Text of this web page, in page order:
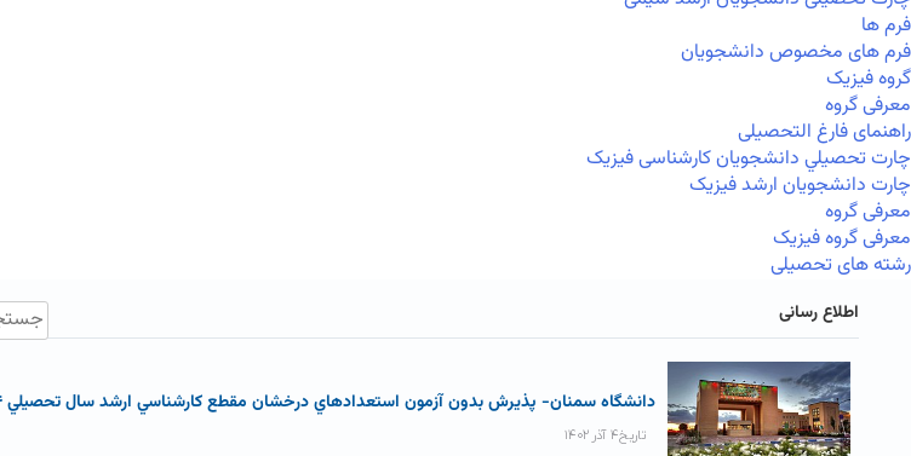
فرم ها
فرم های مخصوص دانشجویان
گروه فیزیک
معرفی گروه
راهنمای فارغ التحصیلی
چارت تحصيلي دانشجویان کارشناسی فیزیک
چارت دانشجویان ارشد فیزیک
معرفی گروه
معرفی گروه فیزیک
رشته های تحصیلی
اطلاع رسانی
دانشگاه سمنان- پذيرش بدون آزمون استعدادهاي درخشان مقطع کارشناسي ارشد سال تحصيلي ۰۴-۱۴۰۳
تاریخ۴ آذر ۱۴۰۲